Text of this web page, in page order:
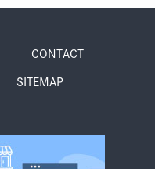
CONTACT
SITEMAP